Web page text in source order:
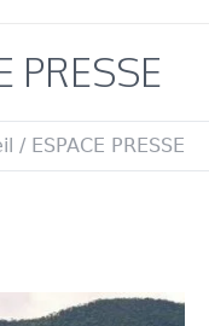
PRESSE
/ ESPACE PRESSE